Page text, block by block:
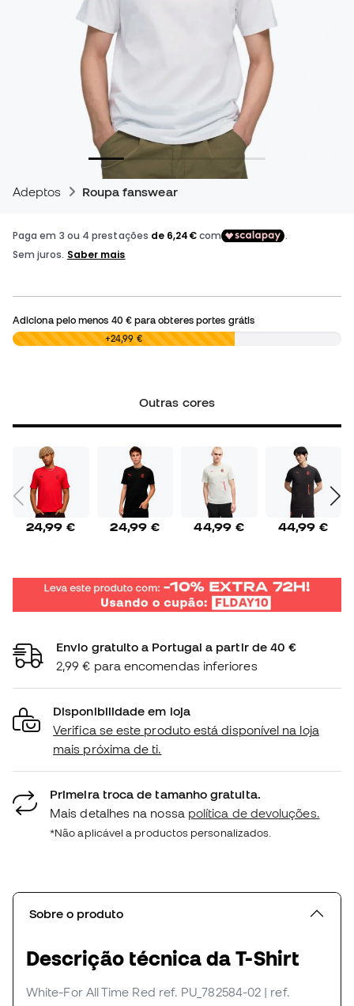
Adeptos Roupa fanswear
Adiciona pelo menos 40 €para obteres portes grátis
0,00 € +24,99 €
Outras cores
24,99 € 24,99 € 44,99 € 44,99 €
Envio gratuito a Portugal a partir de 40 €
2,99 € para encomendas inferiores
Disponibilidade em loja
Verifica se este produto está disponível na loja
mais próxima de ti.
Primeira troca de tamanho gratuita.
Mais detalhes na nossa política de devoluções.
*Não aplicável a productos personalizados.
Sobre o produto
Descrição técnica da T-Shirt
White-For All Time Red ref. PU_782584-02 | ref.